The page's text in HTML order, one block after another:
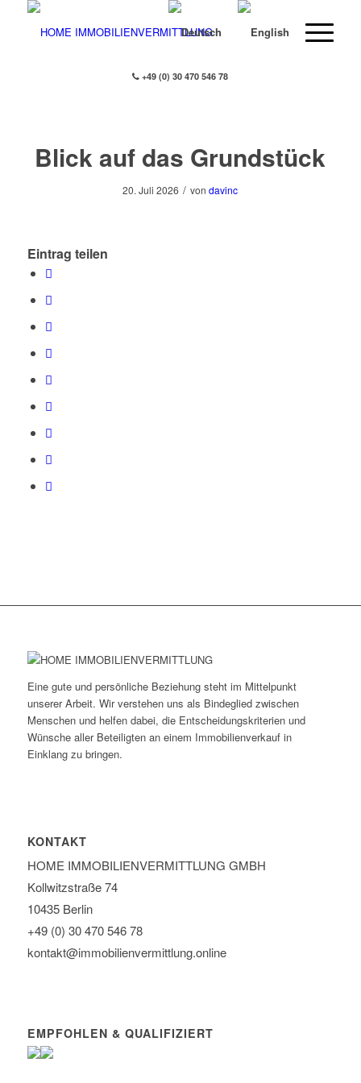
+49 (0) 30 470 546 78
Blick auf das Grundstück
20. Juli 2026 / vondavinc
Eintrag teilen
Eine gute und persönliche Beziehung steht im Mittelpunkt
unserer Arbeit. Wir verstehen uns als Bindeglied zwischen
Menschen und helfen dabei, die Entscheidungskriterien und
Wünsche aller Beteiligten an einem Immobilienverkauf in
Einklang zu bringen.
KONTAKT
HOME IMMOBILIEN­VERMITTLUNG GMBH
Kollwitzstraße 74
10435 Berlin
+49 (0) 30 470 546 78
kontakt@immobilien­vermittlung.online
EMPFOHLEN & QUALIFIZIERT